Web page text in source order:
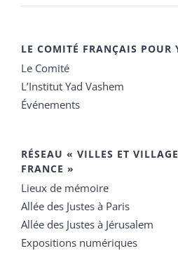
LE COMITÉ FRANÇAIS POUR
Le Comité
L’Institut Yad Vashem
Événements
RÉSEAU « VILLES ET
FRANCE »
Lieux de mémoire
Allée des Justes à Paris
Allée des Justes à Jérusalem
Expositions numériques